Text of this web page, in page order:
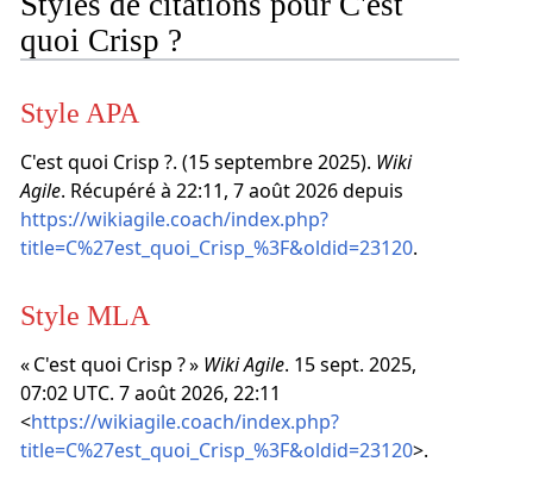
quoi Crisp ?
Style APA
C'est quoi Crisp ?. (15 septembre 2025). Wiki
Agile. Récupéré à 22:11, 7 août 2026 depuis
https://wikiagile.coach/index.php?
title=C%27est_quoi_Crisp_%3F&oldid=23120.
Style MLA
« C'est quoi Crisp ? » Wiki Agile. 15 sept. 2025,
07:02 UTC. 7 août 2026, 22:11
<https://wikiagile.coach/index.php?
title=C%27est_quoi_Crisp_%3F&oldid=23120>.